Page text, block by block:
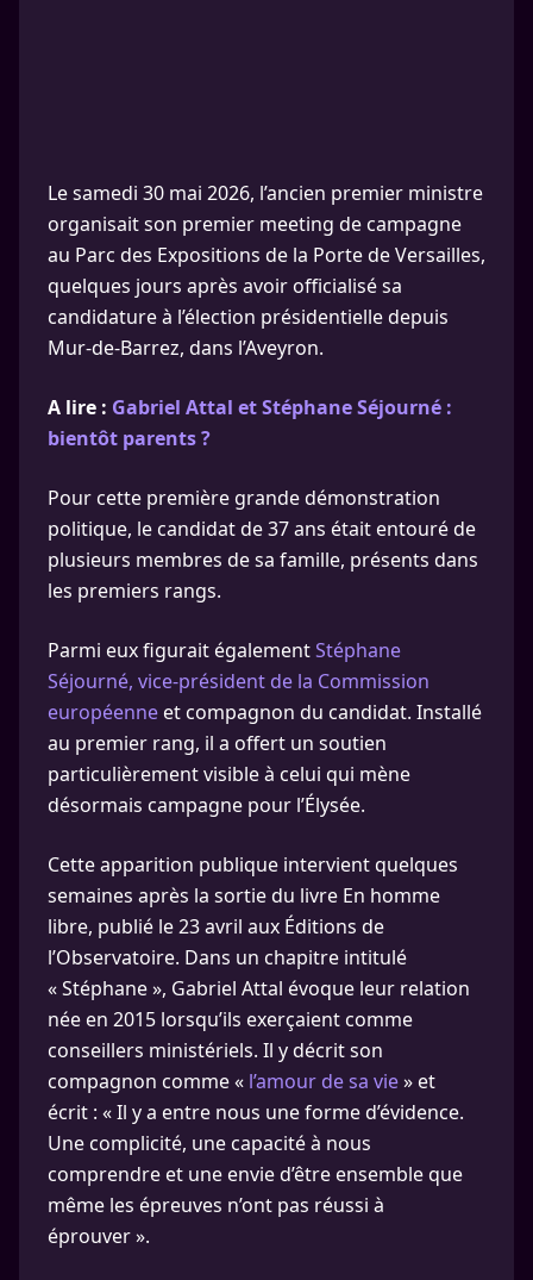
Le samedi 30 mai 2026, l’ancien premier ministre
organisait son premier meeting de campagne
au Parc des Expositions de la Porte de Versailles,
quelques jours après avoir officialisé sa
candidature à l’élection présidentielle depuis
Mur-de-Barrez, dans l’Aveyron.
A lire : Gabriel Attal et Stéphane Séjourné :
bientôt parents ?
Pour cette première grande démonstration
politique, le candidat de 37 ans était entouré de
plusieurs membres de sa famille, présents dans
les premiers rangs.
Parmi eux figurait égalementStéphane
Séjourné, vice-président de la Commission
européenne et compagnon du candidat. Installé
au premier rang, il a offert un soutien
particulièrement visible à celui qui mène
désormais campagne pour l’Élysée.
Cette apparition publique intervient quelques
semaines après la sortie du livre En homme
libre, publié le 23 avril aux Éditions de
l’Observatoire. Dans un chapitre intitulé
« Stéphane », Gabriel Attal évoque leur relation
née en 2015 lorsqu’ils exerçaient comme
conseillers ministériels. Il y décrit son
compagnon comme « l’amour de sa vie» et
écrit : « Il y a entre nous une forme d’évidence.
Une complicité, une capacité à nous
comprendre et une envie d’être ensemble que
même les épreuves n’ont pas réussi à
éprouver ».